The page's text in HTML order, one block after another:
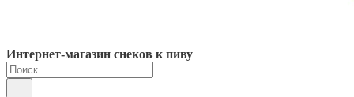
Интернет-магазин снеков к пиву